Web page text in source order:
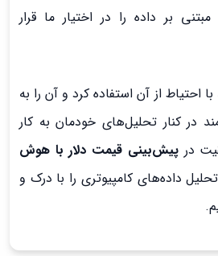
بر داده را در اختیار ما قرار
احتیاط از آن استفاده کرد و آن را به
در کنار تحلیل‌های خودمان به کار
درپیش‌بینی قیمت دلار با هوش
داده‌های کامپیوتری را با درک و